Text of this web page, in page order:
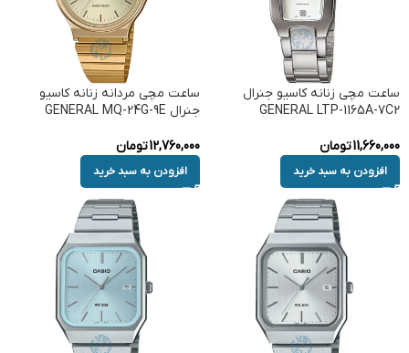
ساعت مچی زنانه کاسیو جنرال
GENERAL LTP-1165A-7C2
11,660,000تومان
افزودن به سبد خرید
ساعت مچی مردانه زنانه کاسیو
جنرال GENERAL MQ-24G-9E
12,760,000تومان
افزودن به سبد خرید